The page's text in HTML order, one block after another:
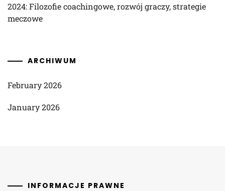
2024: Filozofie coachingowe, rozwój graczy, strategie
meczowe
ARCHIWUM
February 2026
January 2026
INFORMACJE PRAWNE